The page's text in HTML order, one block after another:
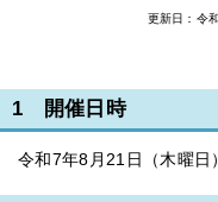
更新日：令
1 開催日時
令和7年8月21日（木曜日